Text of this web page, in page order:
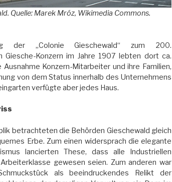
Quelle: Marek Mróz, Wikimedia Commons.
der „Colonie Gieschewald“ zum 200.
Giesche-Konzern im Jahre 1907 lebten dort ca.
Konzern-Mitarbeiter und ihre Familien,
von dem Status innerhalb des Unternehmens
verfügte aber jedes Haus.
betrachteten die Behörden Gieschewald gleich
Erbe. Zum einen widersprach die elegante
lancierten These, dass alle Industriellen
gewesen seien. Zum anderen war
als beeindruckendes Relikt der